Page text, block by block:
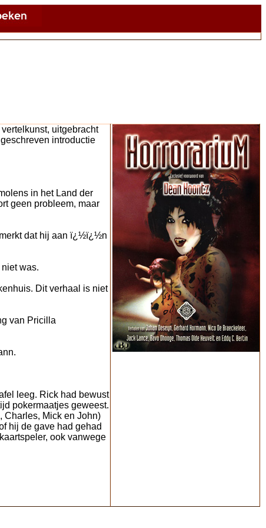
uitgebracht
introductie
in het Land der
geen probleem, maar
dat hij aan ï¿½ï¿½n
was.
Dit verhaal is niet
van Pricilla
leeg. Rick had bewust
pokermaatjes geweest.
Charles, Mick en John)
hij de gave had gehad
ook vanwege